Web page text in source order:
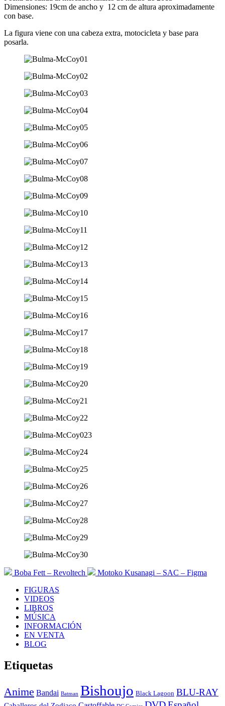
Dimensiones: 19cm de ancho y 12 cm de altura aproximadamente
con base.
La figura viene con una cabeza extra, motocicleta y base para
posarla.
Boba Fett – Revoltech
Motoko Kusanagi – SAC – Figma
FIGURAS
VIDEOS
LIBROS
MÚSICA
INFORMACIÓN
EN VENTA
BLOG
Etiquetas
Anime Bandai Batman Bishoujo Black Lagoon BLU-RAY